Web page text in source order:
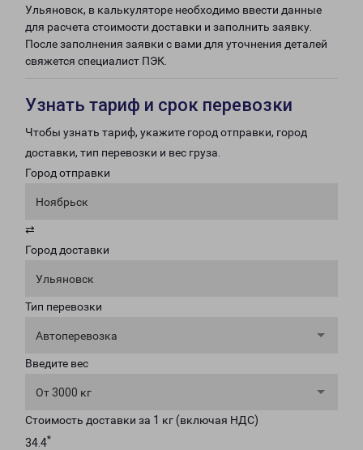
Ульяновск, в калькуляторе необходимо ввести данные
для расчета стоимости доставки и заполнить заявку.
После заполнения заявки с вами для уточнения деталей
свяжется специалист ПЭК.
Узнать тариф и срок перевозки
Чтобы узнать тариф, укажите город отправки, город
доставки, тип перевозки и вес груза.
Город отправки
Ноябрьск
⇄
Город доставки
Ульяновск
Тип перевозки
Автоперевозка
Введите вес
От 3000 кг
Стоимость доставки за 1 кг (включая НДС)
34.4*